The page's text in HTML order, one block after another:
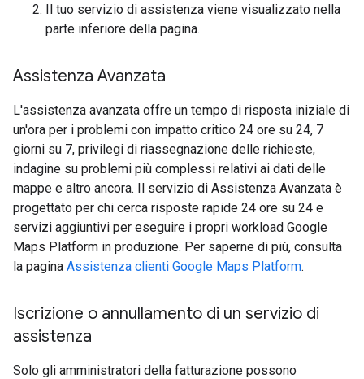
Il tuo servizio di assistenza viene visualizzato nella
parte inferiore della pagina.
Assistenza Avanzata
L'assistenza avanzata offre un tempo di risposta iniziale di
un'ora per i problemi con impatto critico 24 ore su 24, 7
giorni su 7, privilegi di riassegnazione delle richieste,
indagine su problemi più complessi relativi ai dati delle
mappe e altro ancora. Il servizio di Assistenza Avanzata è
progettato per chi cerca risposte rapide 24 ore su 24 e
servizi aggiuntivi per eseguire i propri workload Google
Maps Platform in produzione. Per saperne di più, consulta
la pagina Assistenza clienti Google Maps Platform.
Iscrizione o annullamento di un servizio di
assistenza
Solo gli amministratori della fatturazione possono